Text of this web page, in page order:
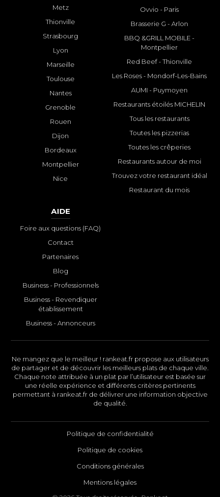
Metz
Thionville
Strasbourg
Lyon
Marseille
Toulouse
Nantes
Grenoble
Rouen
Dijon
Bordeaux
Montpellier
Nice
Ovvio - Paris
Brasserie G - Arlon
BBQ &GRILL MOBILE -
Montpellier
Red Beef - Thionville
Les Roses - Mondorf-Les-Bains
AUMI - Puymoyen
Restaurants étoilés MICHELIN
Tous les restaurants
Toutes les pizzerias
Toutes les crêperies
Restaurants autour de moi
Trouvez votre restaurant idéal
Restaurant du mois
AIDE
Foire aux questions (FAQ)
Contact
Partenaires
Blog
Business - Professionnels
Business - Revendiquer
établissement
Business - Annonceurs
Ne mangez que le meilleur ! rankeat.fr propose aux utilisateurs
de partager et de découvrir les meilleurs plats de chaque ville.
Chaque note attribuée à un plat par l’utilisateur est basée sur
une réelle expérience et différents critères pertinents
permettant à rankeat.fr de délivrer une information objective
de qualité.
Politique de confidentialité
Politique de cookies
Conditions générales
Mentions légales